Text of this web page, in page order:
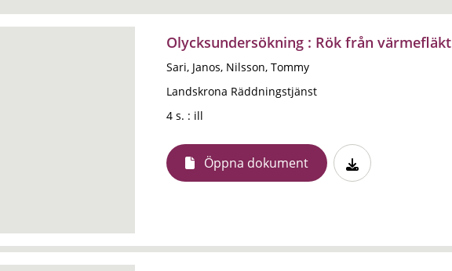
Olycksundersökning : Rök från värmefläkt
Sari, Janos, Nilsson, Tommy
Landskrona Räddningstjänst
4 s. : ill
Öppna dokument